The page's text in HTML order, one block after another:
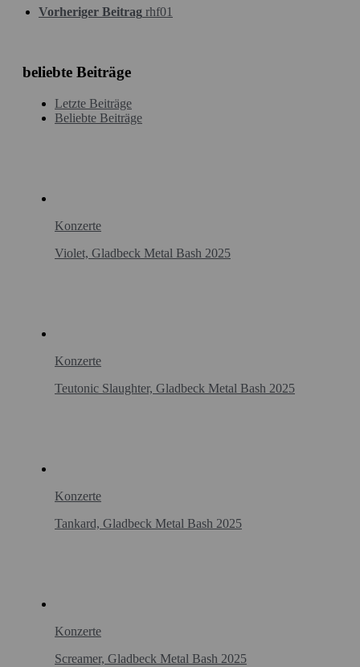
Vorheriger Beitrag rhf01
beliebte Beiträge
Letzte Beiträge
Beliebte Beiträge
Konzerte
Violet, Gladbeck Metal Bash 2025
Konzerte
Teutonic Slaughter, Gladbeck Metal Bash 2025
Konzerte
Tankard, Gladbeck Metal Bash 2025
Konzerte
Screamer, Gladbeck Metal Bash 2025